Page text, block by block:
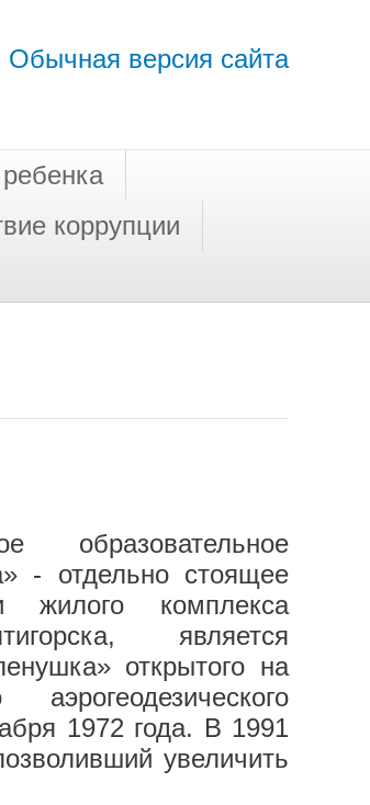
Обычная версия сайта
коррупции
образовательное
- отдельно стоящее
жилого комплекса
является
открытого на
1972 года. В 1991
увеличить